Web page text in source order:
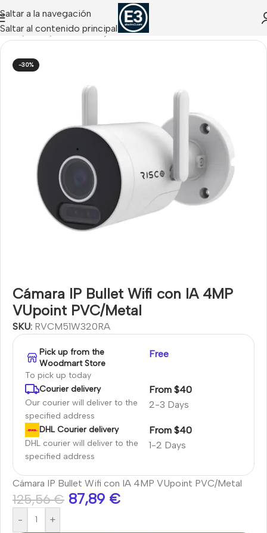
Saltar a la navegación
Saltar al contenido principal
Inicio Risco/Cámaras IP y Grabadores VuPoint Risco
-30%
Cámara IP Bullet Wifi con IA 4MP
VUpoint PVC/Metal
SKU: RVCM51W320RA
Pick up from the
Woodmart Store
To pick up today
Free
Courier delivery
Our courier will deliver to the
specified address
2-3 Days
From $40
DHL Courier delivery
DHL courier will deliver to the
specified address
1-2 Days
From $40
Cámara IP Bullet Wifi con IA 4MP VUpoint PVC/Metal
125,56€ 87,89 €
- +